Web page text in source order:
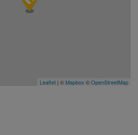
Leaflet | © Mapbox ©OpenStreetMap